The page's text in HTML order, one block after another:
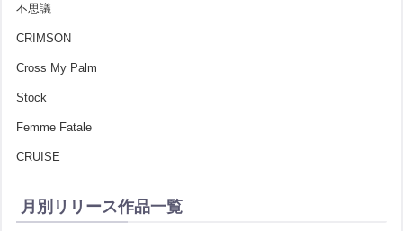
不思議
CRIMSON
Cross My Palm
Stock
Femme Fatale
CRUISE
月別リリース作品一覧